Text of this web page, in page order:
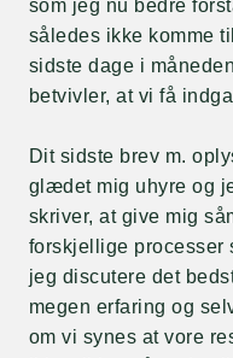
som jeg nu bedre
således ikke komme
sidste dage i
betvivler, at vi få
Dit sidste brev m.
glædet mig uhyre og
skriver, at give mig
forskjellige processer
jeg discutere det
megen erfaring og
om vi synes at vore